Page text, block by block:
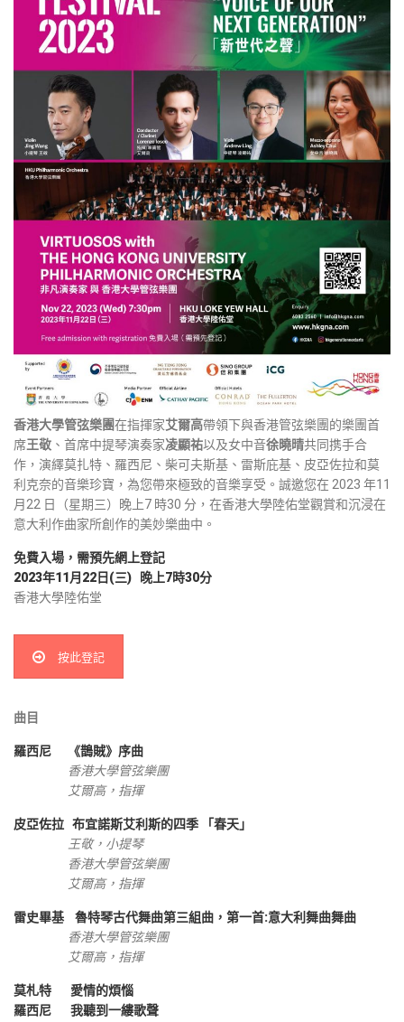
香港大學管弦樂團在指揮家艾爾高帶領下與香港管弦樂團的樂團首
席王敬 、首席中提琴演奏家凌顯祐以及女中音徐曉晴共同携手合
作，演繹莫扎特、羅西尼、柴可夫斯基、雷斯庇基、皮亞佐拉和莫
利克奈的音樂珍寶，為您帶來極致的音樂享受。誠邀您在 2023 年11
月22 日（星期三）晚上7 時30 分，在香港大學陸佑堂觀賞和沉浸在
意大利作曲家所創作的美妙樂曲中。
免費入場，需預先網上登記
2023年11月22日(三) 晚上7時30分
香港大學陸佑堂
按此登記
曲目
羅西尼 《鵲賊》序曲
香港大學管弦樂團
艾爾高，指揮
皮亞佐拉 布宜諾斯艾利斯的四季 「春天」
王敬，小提琴
香港大學管弦樂團
艾爾高，指揮
雷史畢基 魯特琴古代舞曲第三組曲，第一首:意大利舞曲舞曲
香港大學管弦樂團
艾爾高，指揮
莫札特 愛情的煩惱
羅西尼 我聽到一縷歌聲